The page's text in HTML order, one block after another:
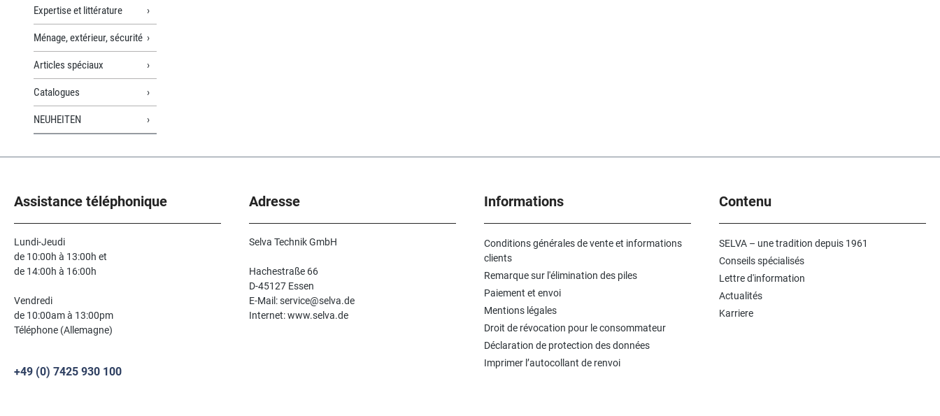
Expertise et littérature
Ménage, extérieur, sécurité
Articles spéciaux
Catalogues
NEUHEITEN
Assistance téléphonique
Lundi-Jeudi
de 10:00h à 13:00h et
de 14:00h à 16:00h
Vendredi
de 10:00am à 13:00pm
Téléphone (Allemagne)
+49 (0) 7425 930 100
Adresse
Selva Technik GmbH
Hachestraße 66
D-45127 Essen
E-Mail: service@selva.de
Internet: www.selva.de
Informations
Conditions générales de vente et informations
clients
Remarque sur l'élimination des piles
Paiement et envoi
Mentions légales
Droit de révocation pour le consommateur
Déclaration de protection des données
Imprimer l’autocollant de renvoi
Contenu
SELVA – une tradition depuis 1961
Conseils spécialisés
Lettre d'information
Actualités
Karriere